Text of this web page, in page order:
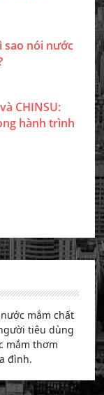
sao nói nước
CHINSU:
hành trình
mắm chất
tiêu dùng
mắm thơm
đình.